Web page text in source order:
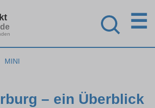
☰
MINI
– ein Überblick